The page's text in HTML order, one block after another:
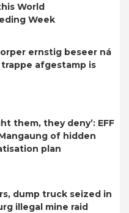
World
Week
ernstig beseer ná
trappe afgestamp is
them, they deny’: EFF
of hidden
plan
dump truck seized in
illegal mine raid